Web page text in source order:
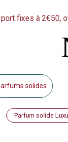
fixes à 2€50,
solides
Parfum solide